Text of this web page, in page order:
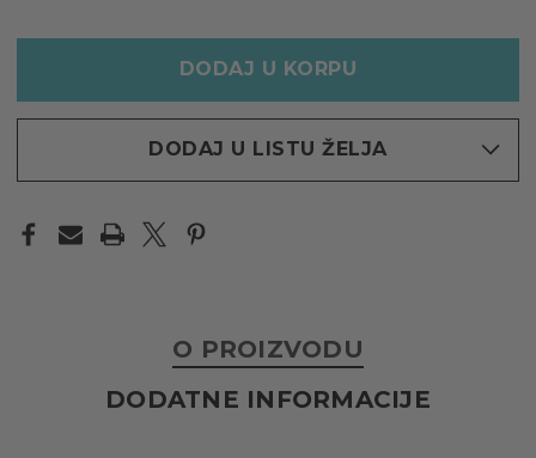
KERATINOM
ZA
KOSU,
TRETMAN
SA
KERATINOM
ZA
I
KOSU,
DODAJ U LISTU ŽELJA
O PROIZVODU
DODATNE INFORMACIJE